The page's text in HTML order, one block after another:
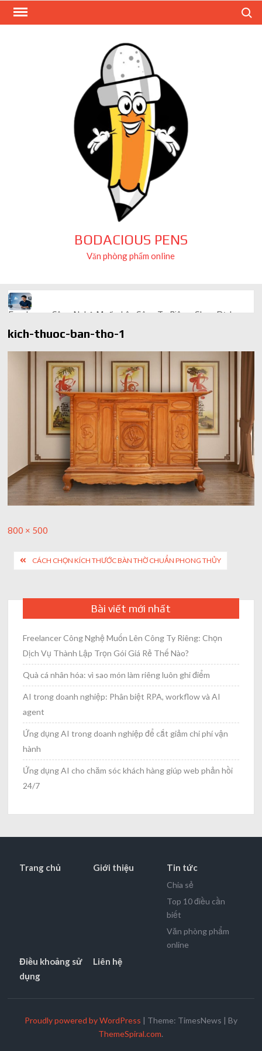
Skip
BODACIOUS PENS
Văn phòng phẩm online
Freelancer Công Nghệ Muốn Lên Công Ty Riêng: Chọn Dịch
AI trong doanh nghiệp: Phân biệt RPA, workflow và AI agent
Ứng dụng AI trong doanh nghiệp để cắt giảm chi phí vận hành
Ứng dụng AI cho chăm sóc khách hàng giúp web phản hồi
AI agent cho doanh nghiệp khác chatbot truyền thống ra sao
kich-thuoc-ban-tho-1
Full
800 × 500
PostCÁCH CHỌN KÍCH THƯỚC BÀN THỜ CHUẨN PHONG THỦY
Bài viết mới nhất
Freelancer Công Nghệ Muốn Lên Công Ty Riêng: Chọn
Dịch Vụ Thành Lập Trọn Gói Giá Rẻ Thế Nào?
Quà cá nhân hóa: vì sao món làm riêng luôn ghi điểm
AI trong doanh nghiệp: Phân biệt RPA, workflow và AI
agent
Ứng dụng AI trong doanh nghiệp để cắt giảm chi phí vận
hành
Ứng dụng AI cho chăm sóc khách hàng giúp web phản hồi
24/7
Trang chủ Giới thiệu Tin tức
Chia sẻ
Top 10 điều cần
biết
Văn phòng phẩm
online
Điều khoảng sử
dụng
Liên hệ
Proudly powered by WordPress | Theme: TimesNews | By
ThemeSpiral.com.